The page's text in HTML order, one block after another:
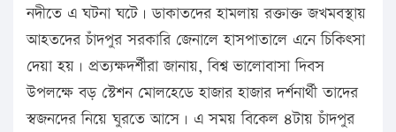
নদীতে এ ঘটনা ঘটে। ডাকাতদের হামলায় রক্তাক্ত জখমবস্থায়
আহতদের চাঁদপুর সরকারি জেনালে হাসপাতালে এনে চিকিৎসা
দেয়া হয়। প্রত্যক্ষদর্শীরা জানায়, বিশ্ব ভালোবাসা দিবস
উপলক্ষে বড় স্টেশন মোলহেডে হাজার হাজার দর্শনার্থী তাদের
স্বজনদের নিয়ে ঘুরতে আসে। এ সময় বিকেল ৪টায় চাঁদপুর